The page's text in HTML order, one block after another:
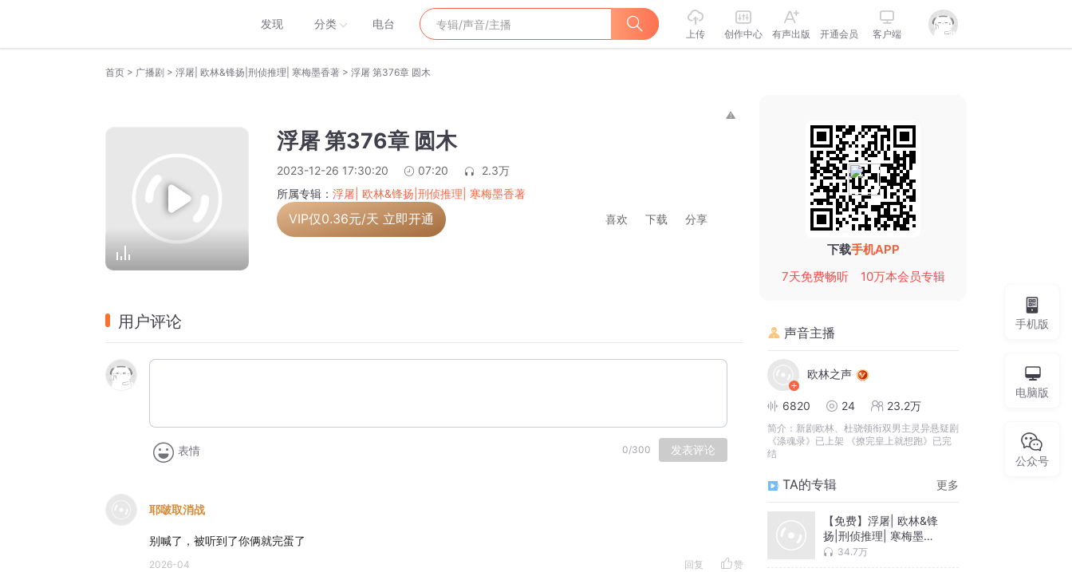
发现 分类 电台
上传 创作中心 有声出版 开通会员 客户端
首页 > 广播剧 > 浮屠| 欧林&锋扬|刑侦推理| 寒梅墨香著 > 浮屠 第376章 圆木
浮屠 第376章 圆木
2023-12-26 17:30:20 07:20
2.3万
所属专辑： 浮屠| 欧林&锋扬|刑侦推理| 寒梅墨香著
VIP仅0.36元/天 立即开通 喜欢 下载 分享
用户评论
表情 0/300 发表评论
耶啵取消战
别喊了，被听到了你俩就完蛋了
2026-04 回复 赞
下载手机APP
7天免费畅听
10万本会员专辑
声音主播
欧林之声
6820 24 23.2万
简介： 新剧欧林、杜骁领衔双男主灵异悬疑剧
《涤魂录》已上架 《撩完皇上就想跑》已完
结
TA的专辑 更多
【免费】浮屠| 欧林&锋
扬|刑侦推理| 寒梅墨香
著 34.7万
手机版
电脑版
公众号